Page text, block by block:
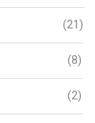
(21)
(8)
(2)